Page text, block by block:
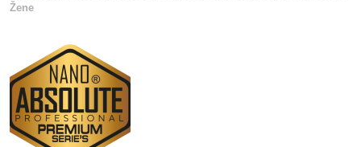
Žene